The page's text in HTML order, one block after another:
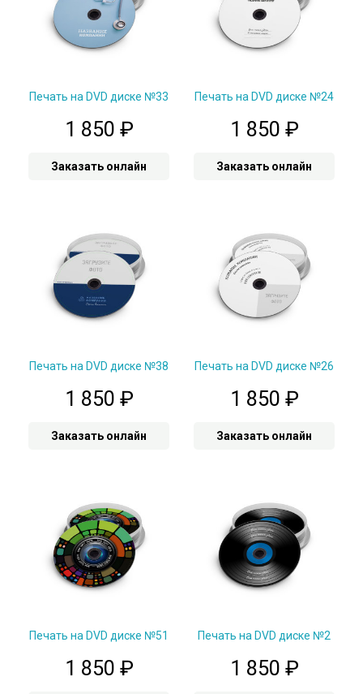
Печать на DVD диске №33
1 850 ₽
Заказать онлайн
Печать на DVD диске №24
1 850 ₽
Заказать онлайн
Печать на DVD диске №38
1 850 ₽
Заказать онлайн
Печать на DVD диске №26
1 850 ₽
Заказать онлайн
Печать на DVD диске №51
1 850 ₽
Печать на DVD диске №2
1 850 ₽